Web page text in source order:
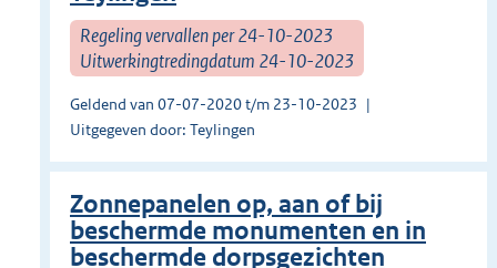
Regeling vervallen per 24-10-2023
Uitwerkingtredingdatum 24-10-2023
Geldend van 07-07-2020 t/m 23-10-2023
Uitgegeven door: Teylingen
Zonnepanelen op, aan of bij
beschermde monumenten en in
beschermde dorpsgezichten